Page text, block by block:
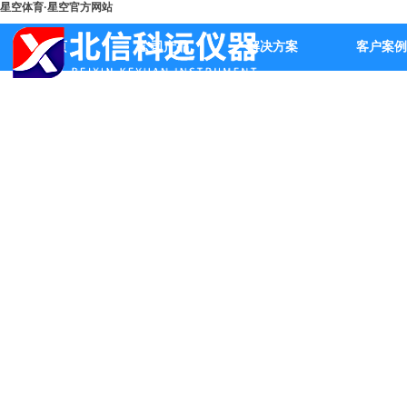
星空体育·星空官方网站
首页 公司产品 解决方案 客户案例